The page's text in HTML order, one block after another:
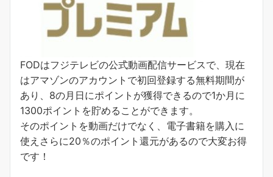
FODはフジテレビの公式動画配信サービスで、現在
はアマゾンのアカウントで初回登録する無料期間が
あり、8の月日にポイントが獲得できるので1か月に
1300ポイントを貯めることができます。
そのポイントを動画だけでなく、電子書籍を購入に
使えさらに20％のポイント還元があるので大変お得
です！